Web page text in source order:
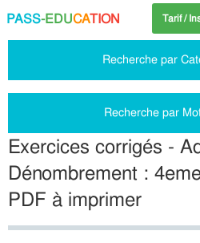
PASS-EDUCATION Tarif /
Recherche par
Recherche par
Exercices corrigés -
Dénombrement :
PDF à imprimer